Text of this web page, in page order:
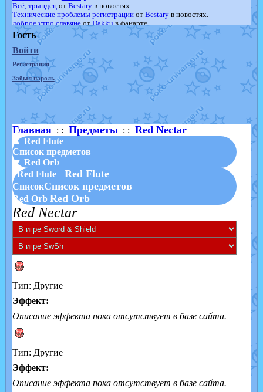
Всё, трындецот Bestaryв новостях.
Технические проблемы регистрацииот Bestaryв новостях.
доброе утро славянеот Dakku в фанарте.
Йолда и МимикьюотMavisNyanCatв фанарте.
Недовольный котомангуст
в фанарте.
The Dark Wishmaker
отRandomon
шадоу спиритомб
отilovearceus
в фанарте.
траббишотilovearceusв фанарте.
Raging BoltотGraceDaFox
Shadow mismagiusотJOK_julia
в фанарте.
художникот vicavicaв фанарте.
Гость
Войти
Регистрация
Забыл пароль
Главная: : Предметы: : Red Nectar
▲ Red Flute
Список предметов
▼ Red Orb
Red Flute
Red Flute
СписокСписок предметов
Red Orb Red Orb
Red Nectar
Тип: Другие
Эффект:
Описание эффекта пока отсутствует в базе сайта.
Тип: Другие
Эффект:
Описание эффекта пока отсутствует в базе сайта.